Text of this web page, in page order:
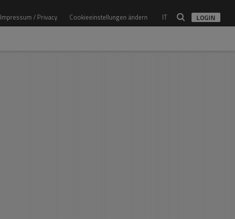
LOGIN
IT
Cookieeinstellungen ändern
Impressum / Privacy
Architekt
Alle Architekten
Studio
Alle Studios